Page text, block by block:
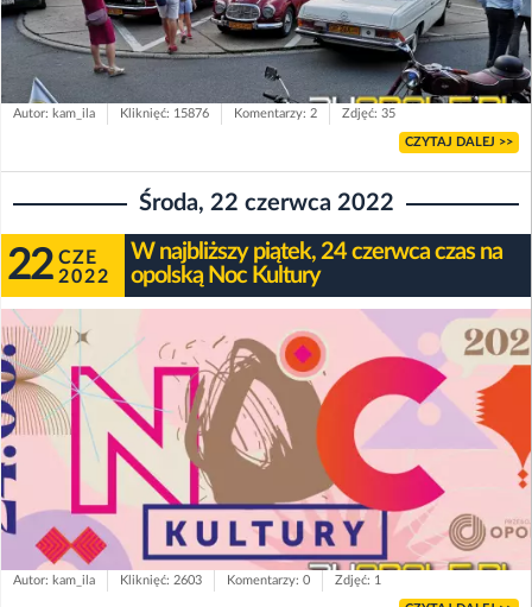
Autor: kam_ila Kliknięć: 15876 Komentarzy: 2 Zdjęć: 35
CZYTAJ DALEJ >>
Środa, 22 czerwca 2022
22 CZE
2022
W najbliższy piątek, 24 czerwca czas na
opolską Noc Kultury
Autor: kam_ila Kliknięć: 2603 Komentarzy: 0 Zdjęć: 1